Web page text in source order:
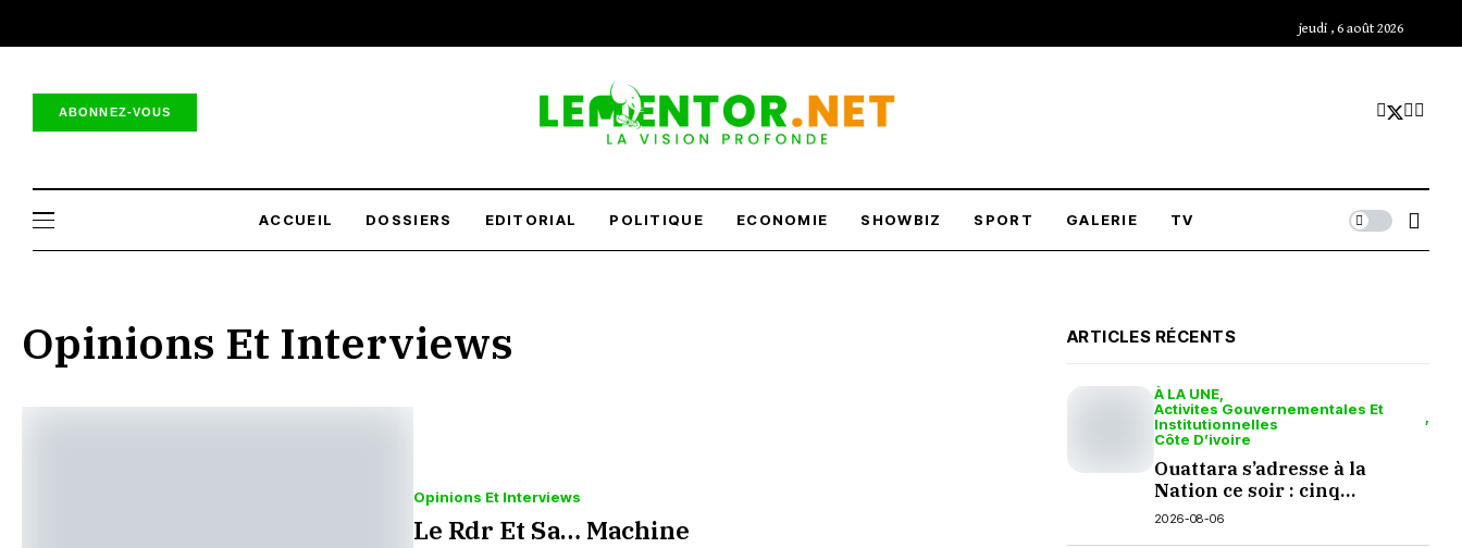
jeudi , 6 août 2026
ABONNEZ-VOUS
ACCUEIL DOSSIERS EDITORIAL POLITIQUE ECONOMIE SHOWBIZ SPORT GALERIE TV
Opinions Et Interviews
Opinions Et Interviews
Le Rdr Et Sa… Machine
ARTICLES RÉCENTS
À LA UNE
Activites Gouvernementales Et
Institutionnelles
Côte D’ivoire
Ouattara s’adresse à la
Nation ce soir : cinq
questions en suspens
2026-08-06